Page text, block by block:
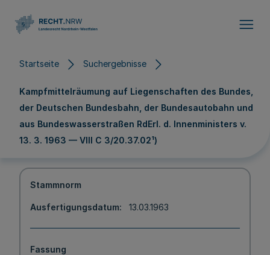
Startseite Suchergebnisse
Kampfmittelräumung auf Liegenschaften des Bundes,
der Deutschen Bundesbahn, der Bundesautobahn und
aus Bundeswasserstraßen RdErl. d. Innenministers v.
13. 3. 1963 — VIII C 3/20.37.02¹)
Stammnorm
Ausfertigungsdatum 13.03.1963
Fassung